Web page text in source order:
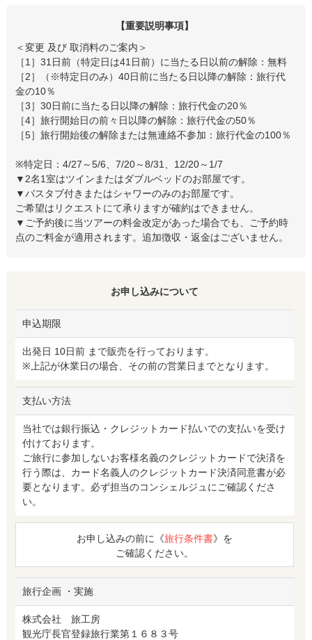
【重要説明事項】
＜変更 及び 取消料のご案内＞
［1］31日前（特定日は41日前）に当たる日以前の解除：無料
［2］（※特定日のみ）40日前に当たる日以降の解除：旅行代
金の10％
［3］30日前に当たる日以降の解除：旅行代金の20％
［4］旅行開始日の前々日以降の解除：旅行代金の50％
［5］旅行開始後の解除または無連絡不参加：旅行代金の100％
※特定日：4/27～5/6、7/20～8/31、12/20～1/7
▼2名1室はツインまたはダブルベッドのお部屋です。
▼バスタブ付きまたはシャワーのみのお部屋です。
ご希望はリクエストにて承りますが確約はできません。
▼ご予約後に当ツアーの料金改定があった場合でも、ご予約時
点のご料金が適用されます。追加徴収・返金はございません。
お申し込みについて
申込期限
出発日 10日前 まで販売を行っております。
※上記が休業日の場合、その前の営業日までとなります。
支払い方法
当社では銀行振込・クレジットカード払いでの支払いを受け
付けております。
ご旅行に参加しないお客様名義のクレジットカードで決済を
行う際は、カード名義人のクレジットカード決済同意書が必
要となります。必ず担当のコンシェルジュにご確認くださ
い。
お申し込みの前に《旅行条件書》を
ご確認ください。
旅行企画 ・実施
株式会社 旅工房
観光庁長官登録旅行業第１６８３号